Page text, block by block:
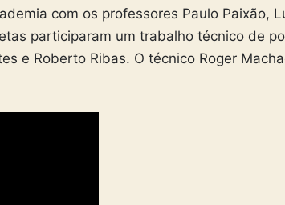
com os professores Paulo Paixão,
participaram um trabalho técnico de
e Roberto Ribas. O técnico Roger